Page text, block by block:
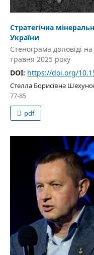
Стратегічна
України
Стенограма доповіді
травня 2025 року
DOI: https://doi.org/
Стелла Борисівна
77-85
pdf